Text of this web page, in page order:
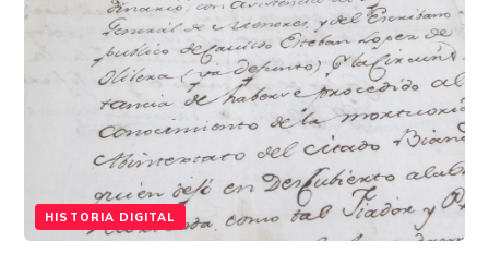
HISTORIA DIGITAL